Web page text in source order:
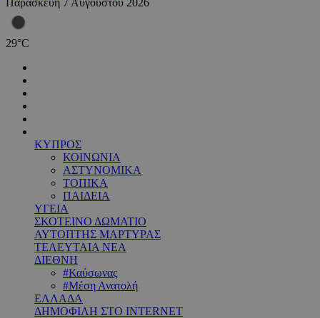
Παρασκευή 7 Αυγούστου 2026
29°C
ΚΥΠΡΟΣ
ΚΟΙΝΩΝΙΑ
ΑΣΤΥΝΟΜΙΚΑ
ΤΟΠΙΚΑ
ΠΑΙΔΕΙΑ
ΥΓΕΙΑ
ΣΚΟΤΕΙΝΟ ΔΩΜΑΤΙΟ
ΑΥΤΟΠΤΗΣ ΜΑΡΤΥΡΑΣ
ΤΕΛΕΥΤΑΙΑ ΝΕΑ
ΔΙΕΘΝΗ
#Καύσωνας
#Μέση Ανατολή
ΕΛΛΑΔΑ
ΔΗΜΟΦΙΛΗ ΣΤΟ INTERNET